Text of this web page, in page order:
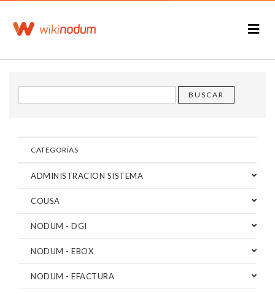
CATEGORÍAS
ADMINISTRACION SISTEMA
COUSA
NODUM - DGI
NODUM - EBOX
NODUM - EFACTURA